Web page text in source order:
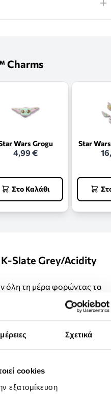
Σχετικά
cookies
εξατομίκευση
Charms
Wars Grogu
4,99 €
Στο Καλάθι
Star
Slate Grey/Acidity
όλη τη μέρα φορώντας τα
καθημερινό σανδάλι
μας Crocband™, με
προσαρμογής και
ασφάλεια στην
θα ήθελε να προσθέσει στα
τα κάνει μοναδικά ;